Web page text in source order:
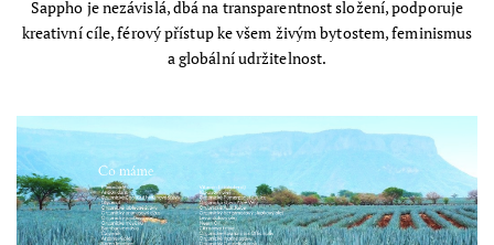
Sappho je nezávislá, dbá na transparentnost složení, podporuje
kreativní cíle, férový přístup ke všem živým bytostem, feminismus
a globální udržitelnost.